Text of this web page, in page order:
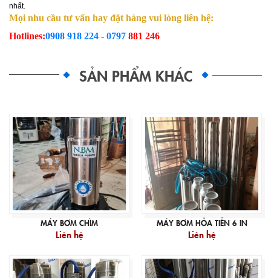
nhất.
Mọi nhu cầu tư vấn hay đặt hàng vui lòng liên hệ:
Hotlines:0908 918 224 - 0797 881 246
SẢN PHẨM KHÁC
MÁY BƠM CHÌM
Liên hệ
MÁY BƠM HỎA TIỄN 6 IN
Liên hệ